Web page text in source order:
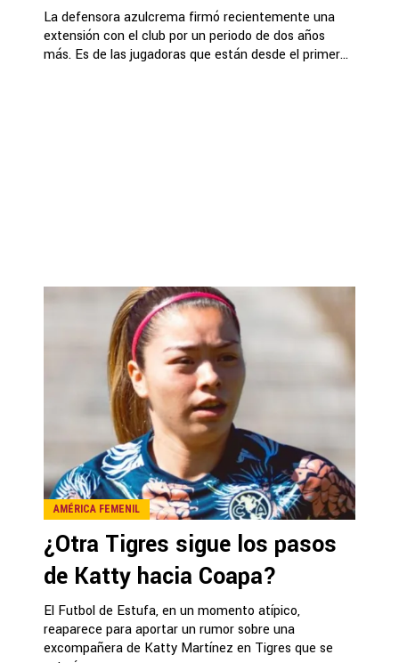
La defensora azulcrema firmó recientemente una
extensión con el club por un periodo de dos años
más. Es de las jugadoras que están desde el primer...
AMÉRICA FEMENIL
¿Otra Tigres sigue los pasos
de Katty hacia Coapa?
El Futbol de Estufa, en un momento atípico,
reaparece para aportar un rumor sobre una
excompañera de Katty Martínez en Tigres que se